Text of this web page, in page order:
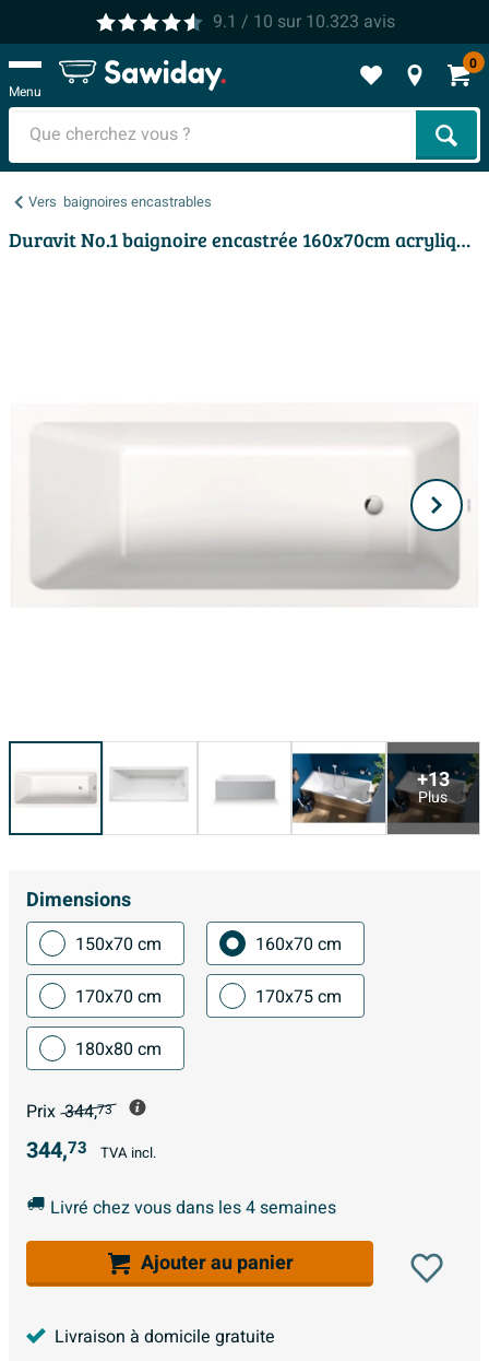
9.1 / 10 sur 10.323 avis
Menu
0
Vers baignoires encastrables
Duravit No.1 baignoire encastrée 160x70cm acrylique Blanc
+13
Plus
Dimensions
150x70 cm
160x70 cm
170x70 cm
170x75 cm
180x80 cm
Prix 344,73
344,73 TVA incl.
Livré chez vous dans les 4 semaines
Ajouter au panier
Livraison à domicile gratuite